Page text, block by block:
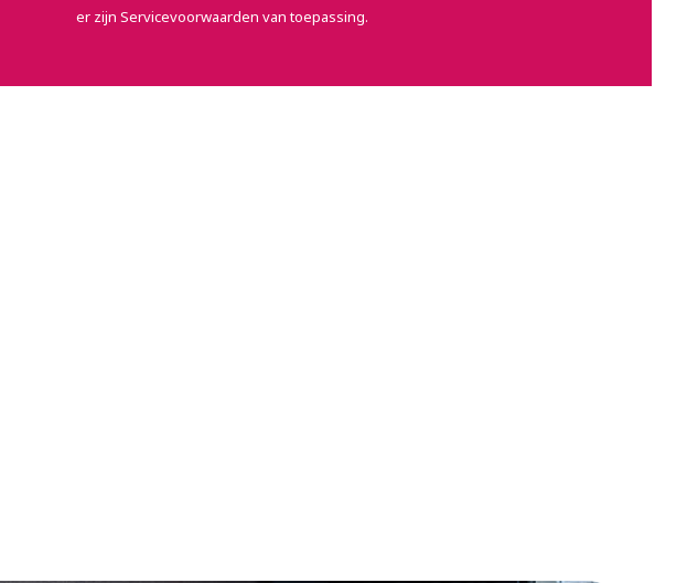
er zijn Servicevoorwaarden van toepassing.